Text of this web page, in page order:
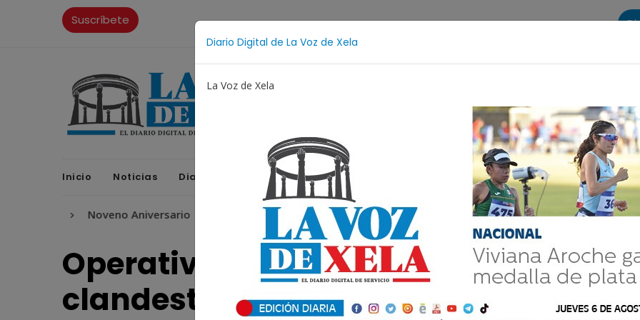
Diario Digital de La Voz de Xela
La Voz de Xela
Suscríbete
Inicio Noticias Diario Digital Opiniones La Voz de Xela Sports Contáctanos LA VOZ 25
Noveno Aniversario Fichajes Niñez y Adolescencia Estafa Protección Infantil Incendios
Operativo sorpresa frustra carrera
clandestina en Quetzaltenango